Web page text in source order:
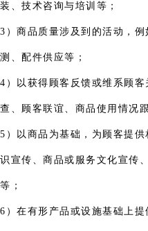
装、技术咨询与培训等；
3）商品质量涉及到的活动，
测、配件供应等；
4）以获得顾客反馈或维系顾
查、顾客联谊、商品使用情况跟
5）以商品为基础，为顾客提
识宣传、商品或服务文化宣传
等；
6）在有形产品或设施基础上